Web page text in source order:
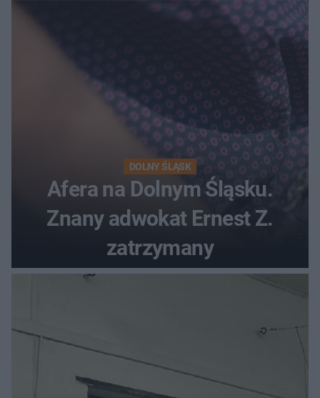
DOLNY ŚLĄSK
Afera na Dolnym Śląsku.
Znany adwokat Ernest Z.
zatrzymany